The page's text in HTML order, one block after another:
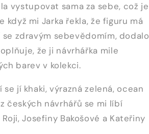
vystupovat sama za sebe, což je
mi Jarka řekla, že figuru má
zdravým sebevědomím, dodalo
že ji návrhářka mile
barev v kolekci.
jí khaki, výrazná zelená, ocean
českých návrhářů se mi líbí
Josefiny Bakošové a Kateřiny